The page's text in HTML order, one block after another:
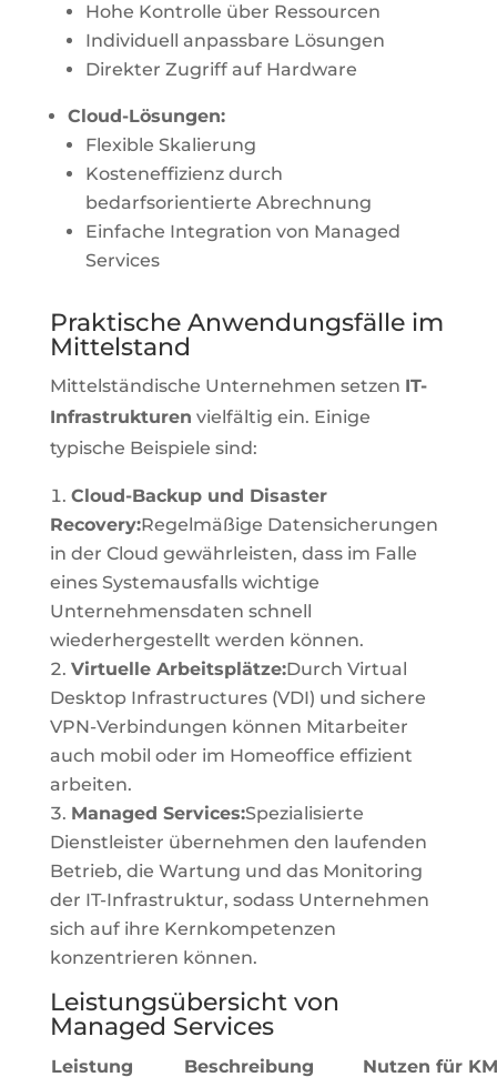
Hohe Kontrolle über Ressourcen
Individuell anpassbare Lösungen
Direkter Zugriff auf Hardware
Cloud-Lösungen:
Flexible Skalierung
Kosteneffizienz durch
bedarfsorientierte Abrechnung
Einfache Integration von Managed
Services
Praktische Anwendungsfälle im
Mittelstand
Mittelständische Unternehmen setzen IT-
Infrastrukturen vielfältig ein. Einige
typische Beispiele sind:
Cloud-Backup und Disaster
Recovery:Regelmäßige Datensicherungen
in der Cloud gewährleisten, dass im Falle
eines Systemausfalls wichtige
Unternehmensdaten schnell
wiederhergestellt werden können.
Virtuelle Arbeitsplätze:Durch Virtual
Desktop Infrastructures (VDI) und sichere
VPN-Verbindungen können Mitarbeiter
auch mobil oder im Homeoffice effizient
arbeiten.
Managed Services:Spezialisierte
Dienstleister übernehmen den laufenden
Betrieb, die Wartung und das Monitoring
der IT-Infrastruktur, sodass Unternehmen
sich auf ihre Kernkompetenzen
konzentrieren können.
Leistungsübersicht von
Managed Services
Leistung Beschreibung Nutzen für